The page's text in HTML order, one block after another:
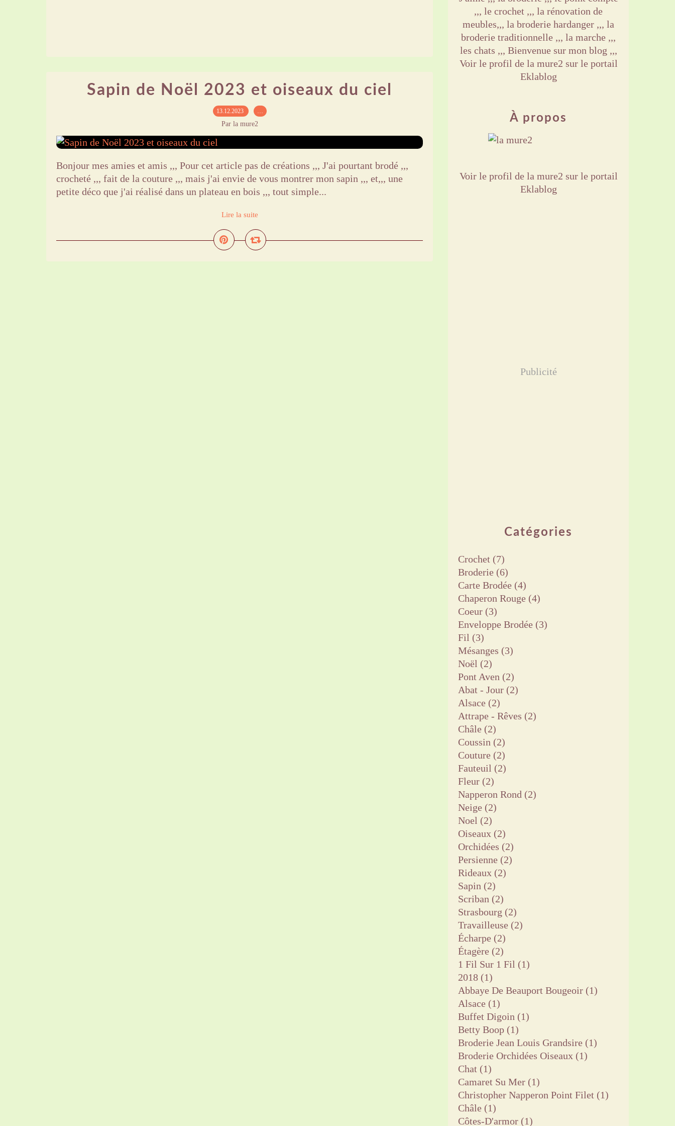
Sapin de Noël 2023 et oiseaux du ciel
13.12.2023 …
Par la mure2
Bonjour mes amies et amis ,,, Pour cet article pas de créations ,,, J'ai pourtant brodé ,,,
crocheté ,,, fait de la couture ,,, mais j'ai envie de vous montrer mon sapin ,,, et,,, une
petite déco que j'ai réalisé dans un plateau en bois ,,, tout simple...
Lire la suite
Catégories
Crochet (7)
Broderie (6)
Carte Brodée (4)
Chaperon Rouge (4)
Coeur (3)
Enveloppe Brodée (3)
Fil (3)
Mésanges (3)
Noël (2)
Pont Aven (2)
Abat - Jour (2)
Alsace (2)
Attrape - Rêves (2)
Châle (2)
Coussin (2)
Couture (2)
Fauteuil (2)
Fleur (2)
Napperon Rond (2)
Neige (2)
Noel (2)
Oiseaux (2)
Orchidées (2)
Persienne (2)
Rideaux (2)
Sapin (2)
Scriban (2)
Strasbourg (2)
Travailleuse (2)
Écharpe (2)
Étagère (2)
1 Fil Sur 1 Fil (1)
2018 (1)
Abbaye De Beauport Bougeoir (1)
Alsace (1)
Buffet Digoin (1)
Betty Boop (1)
Broderie Jean Louis Grandsire (1)
Broderie Orchidées Oiseaux (1)
Chat (1)
Camaret Su Mer (1)
Christopher Napperon Point Filet (1)
Châle (1)
Côtes-D'armor (1)
,,, le crochet ,,, la rénovation de
meubles,,, la broderie hardanger ,,, la
broderie traditionnelle ,,, la marche ,,,
les chats ,,, Bienvenue sur mon blog ,,,
Voir le profil de la mure2 sur le portail
Eklablog
À propos
Voir le profil de la mure2 sur le portail
Eklablog
Publicité